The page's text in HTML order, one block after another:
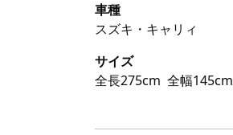
車種
スズキ・キャリィ
サイズ
全長275cm 全幅145cm